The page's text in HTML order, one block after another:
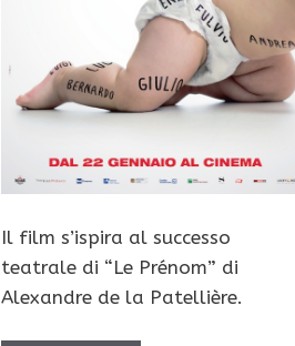
Il film s’ispira al successo
teatrale di “Le Prénom” di
Alexandre de la Patellière.